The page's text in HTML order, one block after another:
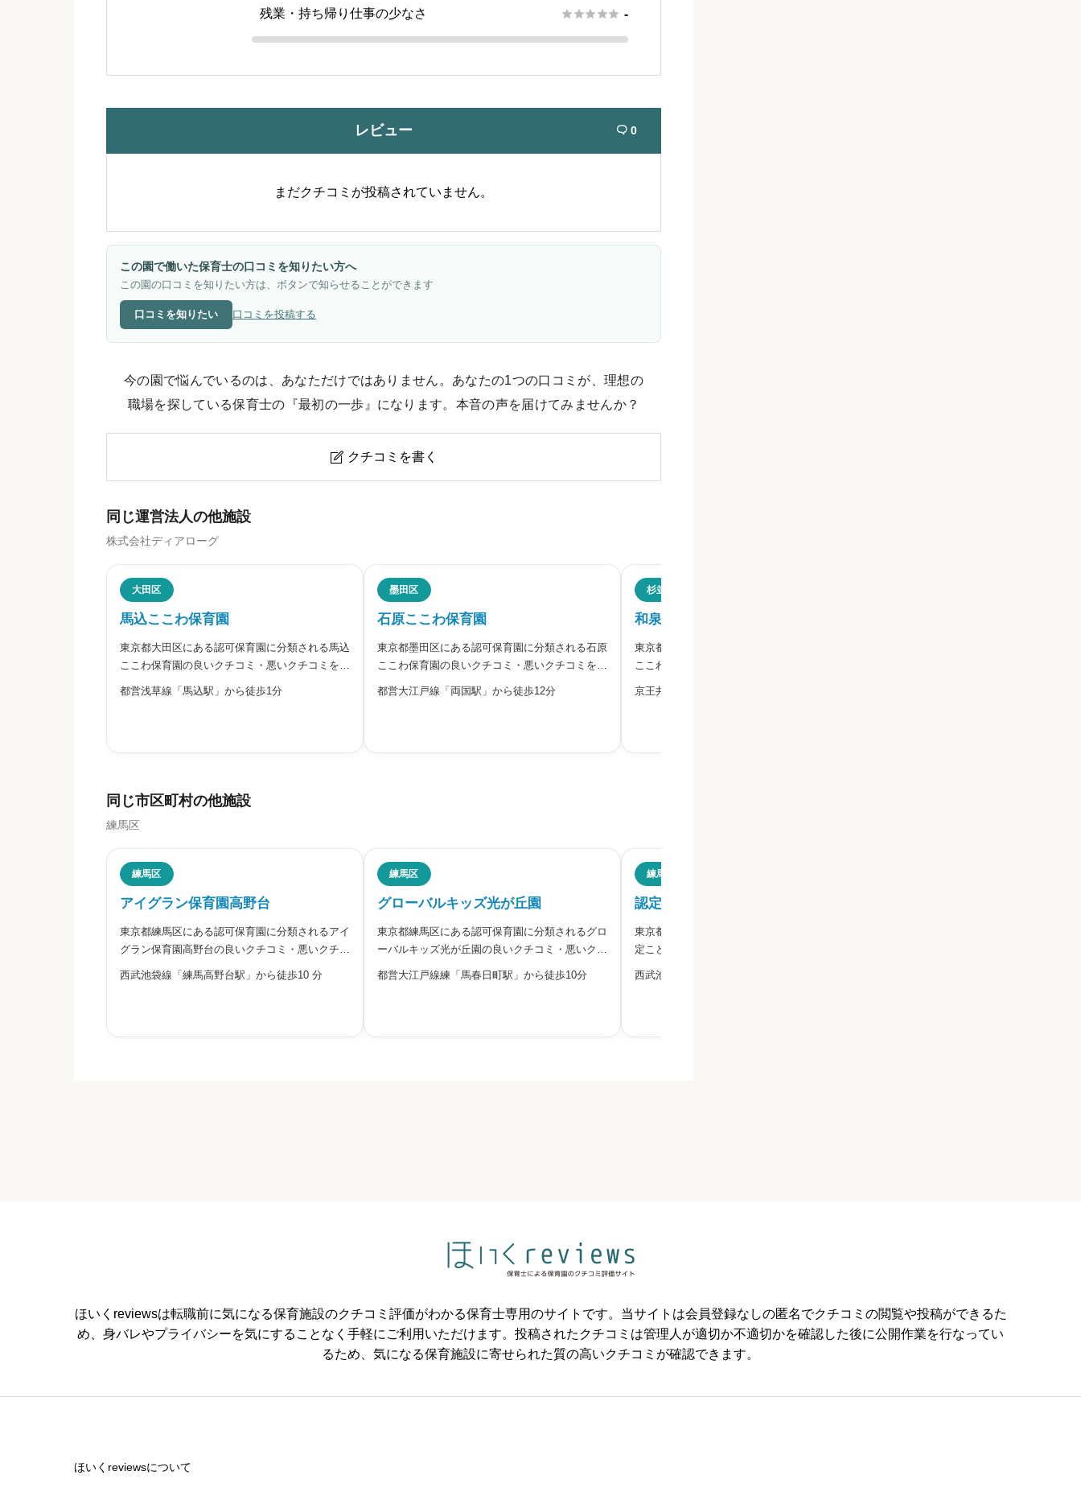
残業・持ち帰り仕事の少なさ  -
レビュー  0
まだクチコミが投稿されていません。
この園で働いた保育士の口コミを知りたい方へ
この園の口コミを知りたい方は、ボタンで知らせることができます
口コミを知りたい 口コミを投稿する
今の園で悩んでいるのは、あなただけではありません。あなたの1つの口コミが、理想の
職場を探している保育士の『最初の一歩』になります。本音の声を届けてみませんか？
 クチコミを書く
ニックネーム 任意
※本名や誤解される名前の使用はご遠慮ください。
星の数をお選びください
職員の人間関係
星の数をお選びください  
必須
星の数をお選びください 
シフトの融通
同じ運営法人の他施設
株式会社ディアローグ
大田区
馬込ここわ保育園
東京都大田区にある認可保育園に分類される馬込
ここわ保育園の良いクチコミ・悪いクチコミを合
わせて評判をご紹介します。「ここわ保育園」を
都営浅草線「馬込駅」から徒歩1分
墨田区
石原ここわ保育園
東京都墨田区にある認可保育園に分類される石原
ここわ保育園の良いクチコミ・悪いクチコミを合
わせて評判をご紹介します。株式会社ディアロー
都営大江戸線「両国駅」から徒歩12分
杉並区
和泉ここわ保育園
東京都杉並区にある認可保育園に分類される和泉
ここわ保育園の良いクチコミ・悪いクチコミを合
わせて評判をご紹介します。和泉ここわ保育園
京王井の頭線「永福町駅」から徒歩7分
同じ市区町村の他施設
練馬区
練馬区
アイグラン保育園高野台
東京都練馬区にある認可保育園に分類されるアイ
グラン保育園高野台の良いクチコミ・悪いクチコ
ミを合わせて評判をご紹介します。
西武池袋線「練馬高野台駅」から徒歩10 分
練馬区
グローバルキッズ光が丘園
東京都練馬区にある認可保育園に分類されるグロ
ーバルキッズ光が丘園の良いクチコミ・悪いクチ
コミを合わせて評判をご紹介します。
都営大江戸線練「馬春日町駅」から徒歩10分
練馬区
認定こども園南光幼稚園
東京都練馬区にある認定こども園に分類される認
定こども園南光幼稚園の良いクチコミ・悪いクチ
コミを合わせて評判をご紹介します。同園は「健
西武池袋線「練馬高野台駅」から徒歩13分
ほいくreviewsは転職前に気になる保育施設のクチコミ評価がわかる保育士専用のサイトです。当サイトは会員登録なしの匿名でクチコミの閲覧や投稿ができるた
め、身バレやプライバシーを気にすることなく手軽にご利用いただけます。投稿されたクチコミは管理人が適切か不適切かを確認した後に公開作業を行なってい
るため、気になる保育施設に寄せられた質の高いクチコミが確認できます。
ほいくreviewsについて